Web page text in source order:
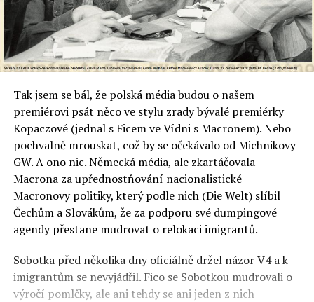
Tak jsem se bál, že polská média budou o našem
premiérovi psát něco ve stylu zrady bývalé premiérky
Kopaczové (jednal s Ficem ve Vídni s Macronem). Nebo
pochvalně mrouskat, což by se očekávalo od Michnikovy
GW. A ono nic. Německá média, ale zkartáčovala
Macrona za upřednostňování nacionalistické
Macronovy politiky, který podle nich (Die Welt) slíbil
Čechům a Slovákům, že za podporu své dumpingové
agendy přestane mudrovat o relokaci imigrantů.
Sobotka před několika dny oficiálně držel názor V4 a k
imigrantům se nevyjádřil. Fico se Sobotkou mudrovali o
výročí pomlčky, ale ani tehdy se ani jeden z nich